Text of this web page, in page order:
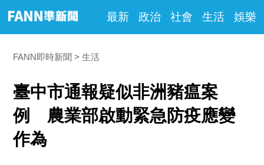
最新 政治 社會 生活 娛樂
FANN即時新聞 生活
臺中市通報疑似非洲豬瘟案
例 農業部啟動緊急防疫應變
作為